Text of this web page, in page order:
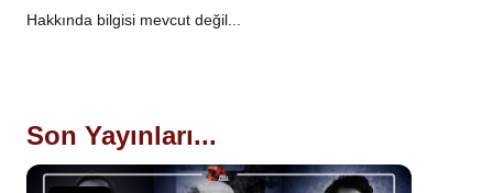
Hakkında bilgisi mevcut değil...
Son Yayınları...